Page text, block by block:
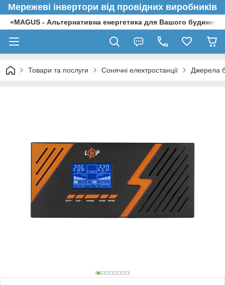
Мережеві інвертори від провідних виробників
«MAGUS - Альтернативна енергетика для Вашого будинку»
Товари та послуги Сонячні електростанції Джерела